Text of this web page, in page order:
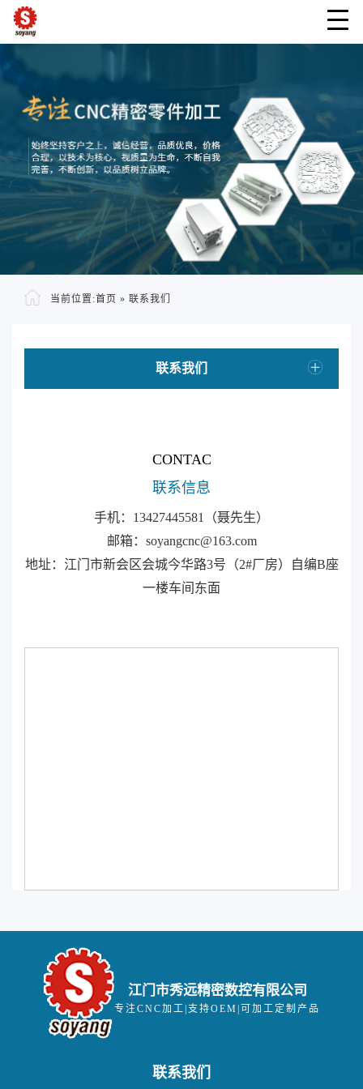
当前位置:首页 » 联系我们
联系我们
CONTAC
联系信息
手机：13427445581（聂先生）
邮箱：soyangcnc@163.com
地址：江门市新会区会城今华路3号（2#厂房）自编B座
一楼车间东面
江门市秀远精密数控有限公司
专注CNC加工|支持OEM|可加工定制产品
联系我们